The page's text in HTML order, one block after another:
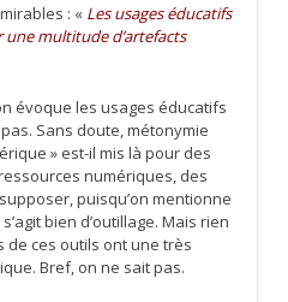
: « Les usages éducatifs
multitude d’artefacts
évoque les usages éducatifs
Sans doute, métonymie
» est-il mis là pour des
numériques, des
puisqu’on mentionne
bien d’outillage. Mais rien
de ces outils ont une très
Bref, on ne sait pas.